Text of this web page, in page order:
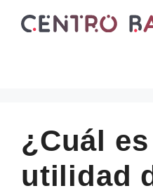
¿Cuál
utilidad